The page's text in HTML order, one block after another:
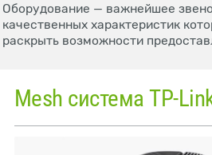
Оборудование — важнейшее
качественных характеристик
раскрыть возможности